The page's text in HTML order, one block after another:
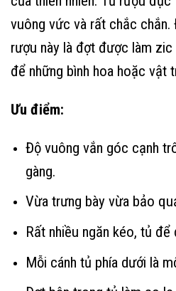
vuông vức và rất chắc
rượu này là đợt được làm
để những bình hoa hoặc vật
Ưu điểm:
Độ vuông vắn góc cạnh
gàng.
Vừa trưng bày vừa bảo
Rất nhiều ngăn kéo, tủ để
Mỗi cánh tủ phía dưới là